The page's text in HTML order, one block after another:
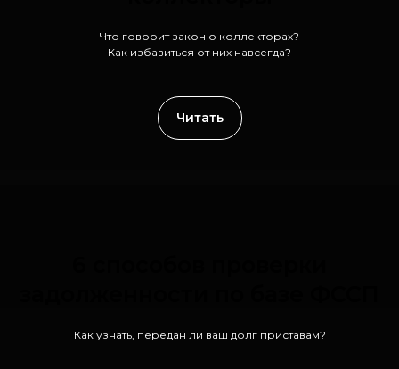
Какие права имеют
коллекторы
Что говорит закон о коллекторах?
Как избавиться от них навсегда?
6 способов проверки